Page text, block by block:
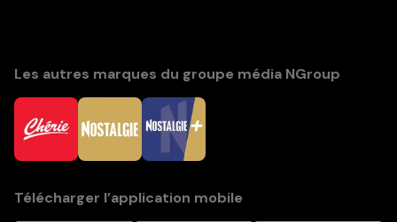
Les autres marques du groupe média NGroup
Télécharger l’application mobile